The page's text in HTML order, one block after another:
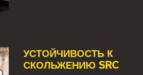
УСТОЙЧИВОСТЬ К
СКОЛЬЖЕНИЮ SRC